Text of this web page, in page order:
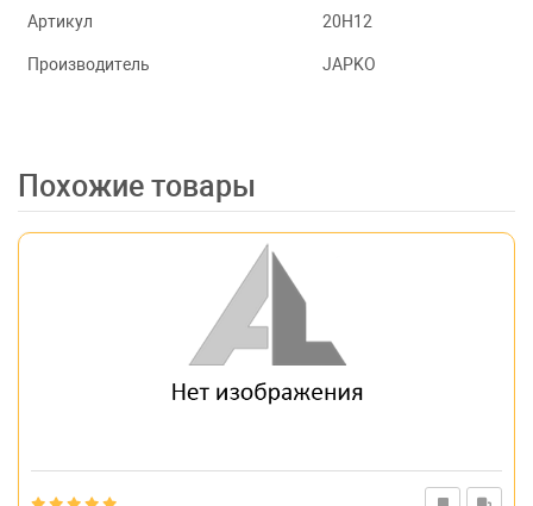
Артикул 20H12
Производитель JAPKO
Похожие товары